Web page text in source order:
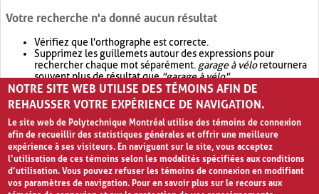
Votre recherche n'a donné aucun résultat
Vérifiez que l'orthographe est correcte.
Supprimez les guillemets autour des expressions pour
rechercher chaque mot séparément. garage à véloretournera
souvent plus de résultat que"garage à vélo".
Envisagez d'élargir votre recherche avec OR.garage OR vélo
retournera souvent plus de résultat quegarage à vélo
NOTRE SITE WEB UTILISE DES TÉMOINS AFIN DE
REHAUSSER VOTRE EXPÉRIENCE DE NAVIGATION.
Le site web de Polytechnique Montréal utilise des témoins de connexion
afin de recueillir des statistiques générales et offrir une meilleure
expérience à ses visiteurs. En naviguant sur le site, vous acceptez
l’utilisation de ces témoins selon les modalités spécifiées aux conditions
d’utilisation. Vous pouvez refuser les témoins de connexion en modifiant
vos paramètres de navigation. Pour en savoir plus sur le recours aux